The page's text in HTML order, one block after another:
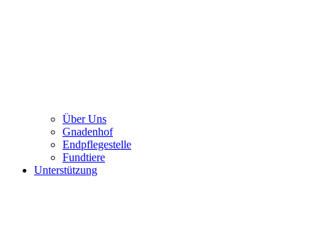
Über Uns
Gnadenhof
Endpflegestelle
Fundtiere
Unterstützung